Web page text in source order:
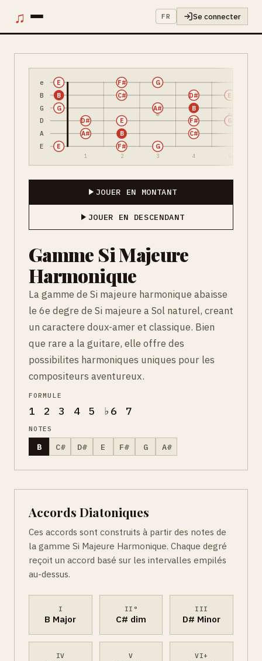
♫ FR Se connecter
e
B
G
D
A
E
1 2 3 4
E F# G
A# B C#
D# E F# G
G A# B
B C# D# E
E F# G
JOUER EN MONTANT
JOUER EN DESCENDANT
Gamme Si Majeure
Harmonique
La gamme de Si majeure harmonique abaisse
le 6e degre de Si majeure a Sol naturel, creant
un caractere doux-amer et classique. Bien
que rare a la guitare, elle offre des
possibilites harmoniques uniques pour les
compositeurs aventureux.
FORMULE
1 2 3 4 5 ♭6 7
NOTES
B C# D# E F# G A#
Accords Diatoniques
Ces accords sont construits à partir des notes de
la gamme Si Majeure Harmonique. Chaque degré
reçoit un accord basé sur les intervalles empilés
au-dessus.
I
B Major
II°
C# dim
III
D# Minor
IV V VI+